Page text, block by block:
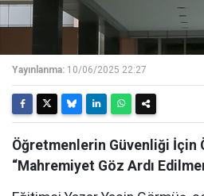
Yayınlanma: 10/06/2025 22:27
Öğretmenlerin Güvenliği İçin
“Mahremiyet Göz Ardı